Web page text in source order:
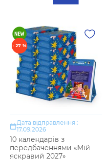
- 27 %
Дата відправлення :
17.09.2026
10 календарів з
передбаченнями «Мій
яскравий 2027»